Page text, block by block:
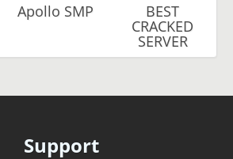
Apollo SMP BEST
CRACKED
SERVER
Support